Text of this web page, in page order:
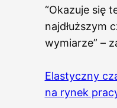
“Okazuje się
najdłuższym
wymiarze” –
Elastyczny
na rynek